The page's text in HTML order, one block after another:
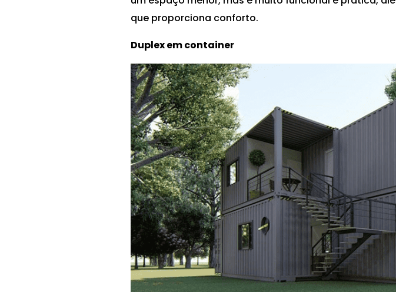
que proporciona conforto.
Duplex em container